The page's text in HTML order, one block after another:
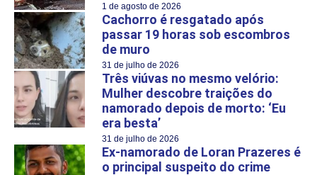
1 de agosto de 2026
Cachorro é resgatado após
passar 19 horas sob escombros
de muro
31 de julho de 2026
Três viúvas no mesmo velório:
Mulher descobre traições do
namorado depois de morto: ‘Eu
era besta’
31 de julho de 2026
Ex-namorado de Loran Prazeres é
o principal suspeito do crime